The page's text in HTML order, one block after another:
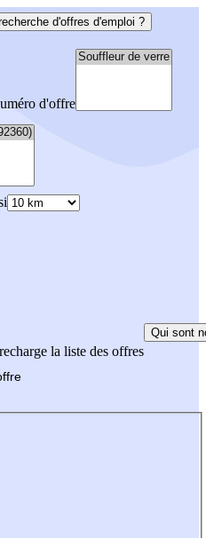
d'offres d'emploi ?
d'offre
la liste des offres
Qui sont